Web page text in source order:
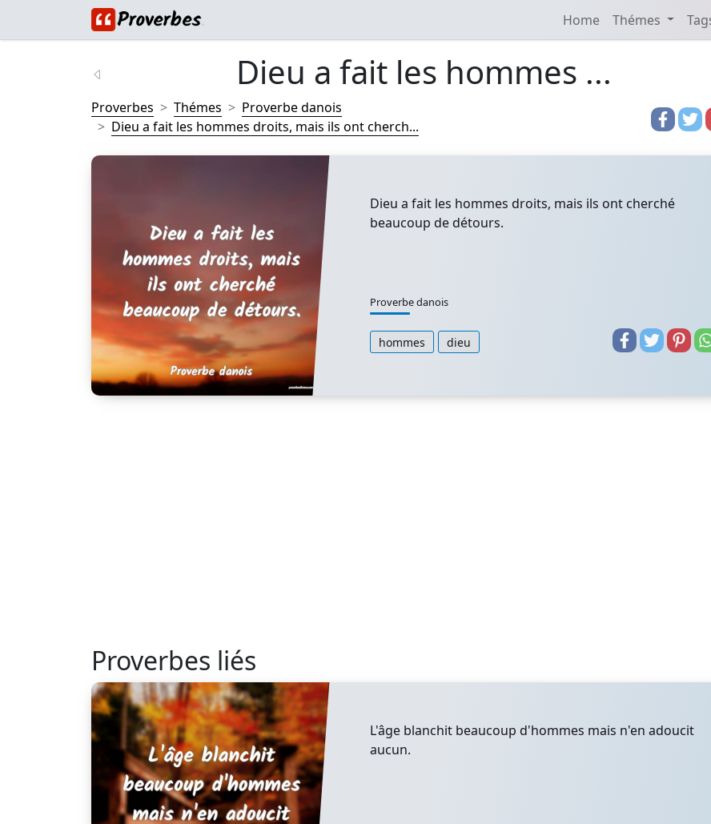
Home Thémes
Dieu a fait les hommes ...
Proverbes Thémes
Proverbe danois
Dieu a fait les hommes droits, mais ils ont cherch...
Dieu a fait les hommes droits, mais ils ont cherché
beaucoup de détours.
Proverbe danois
hommes dieu
Proverbes liés
L'âge blanchit beaucoup d'hommes mais n'en adoucit
aucun.